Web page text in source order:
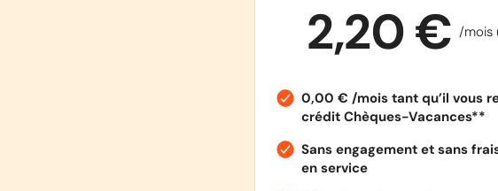
2,20 € /mois
0,00 € /mois tant qu’il vous
crédit Chèques-Vacances**
Sans engagement et sans
en service